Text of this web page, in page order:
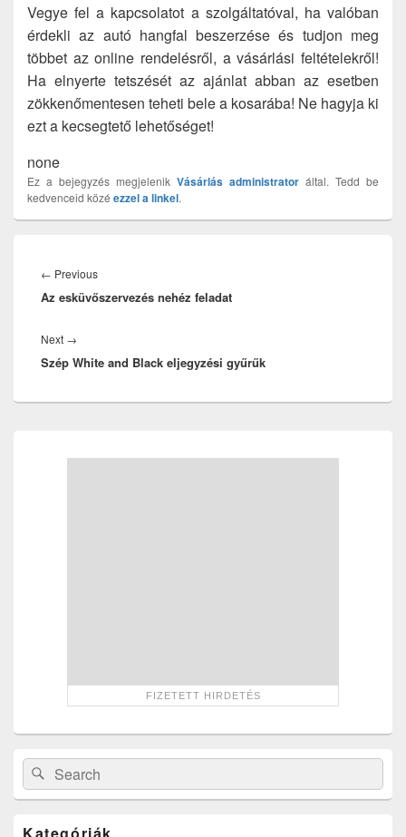
Vegye fel a kapcsolatot a szolgáltatóval, ha valóban
érdekli az autó hangfal beszerzése és tudjon meg
többet az online rendelésről, a vásárlási feltételekről!
Ha elnyerte tetszését az ajánlat abban az esetben
zökkenőmentesen teheti bele a kosarába! Ne hagyja ki
ezt a kecsegtető lehetőséget!
none
Ez a bejegyzés megjelenik Vásárlás administrator által. Tedd be
kedvenceid közé ezzel a linkel.
navigáció
← PreviousPrevious
post:
Az esküvőszervezés nehéz feladat
Next →
post:
Szép White and Black eljegyzési gyűrűk
Search
for:
Search
Kategóriák